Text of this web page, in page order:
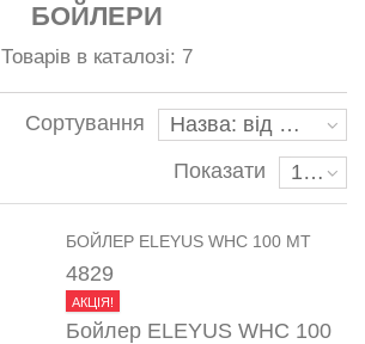
БОЙЛЕРИ
Товарів в каталозі: 7
Сортування
Назва: від А до Я
Показати
10
БОЙЛЕР ELEYUS WHC 100 MT
4829
АКЦІЯ!
Бойлер ELEYUS WHC 100